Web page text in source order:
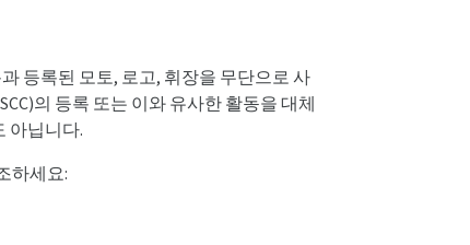
등록된 모토, 로고, 휘장을 무단으로 사
의 등록 또는 이와 유사한 활동을 대체
아닙니다.
하세요: